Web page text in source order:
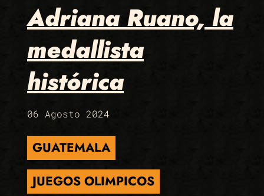
Adriana Ruano, la
medallista
histórica
06 Agosto 2024
GUATEMALA
JUEGOS OLIMPICOS